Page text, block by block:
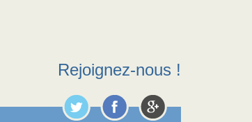
Rejoignez-nous !